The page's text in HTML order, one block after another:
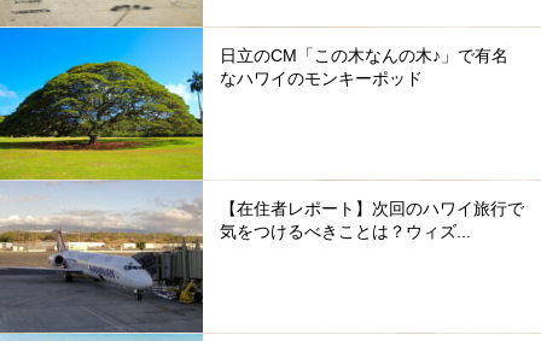
日立のCM「この木なんの木♪」で有名
なハワイのモンキーポッド
【在住者レポート】次回のハワイ旅行で
気をつけるべきことは？ウィズ...